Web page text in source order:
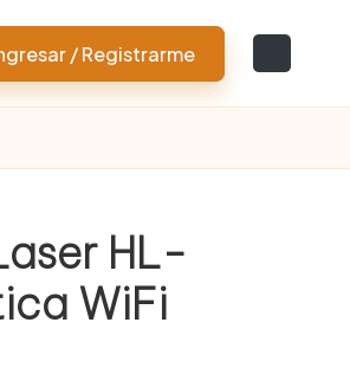
/ Registrarme
HL-
WiFi